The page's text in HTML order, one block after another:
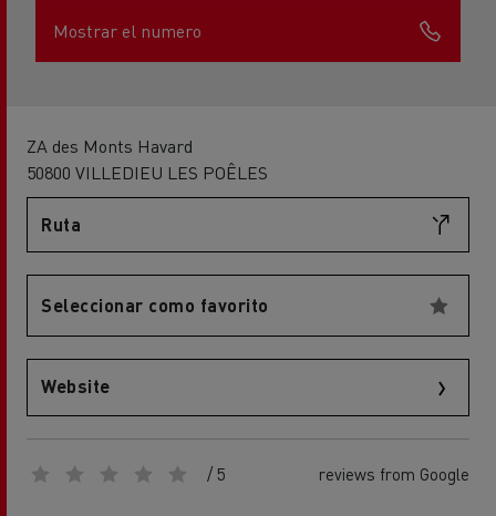
Mostrar el numero
ZA des Monts Havard
50800 VILLEDIEU LES POÊLES
Ruta
Seleccionar como favorito
Website
/ 5 reviews from Google